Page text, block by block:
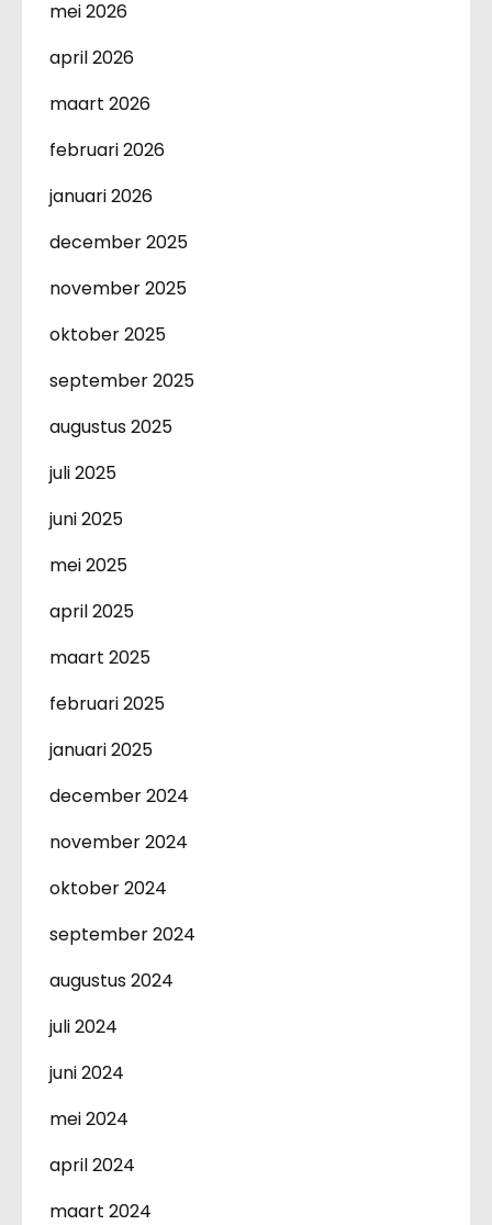
mei 2026
april 2026
maart 2026
februari 2026
januari 2026
december 2025
november 2025
oktober 2025
september 2025
augustus 2025
juli 2025
juni 2025
mei 2025
april 2025
maart 2025
februari 2025
januari 2025
december 2024
november 2024
oktober 2024
september 2024
augustus 2024
juli 2024
juni 2024
mei 2024
april 2024
maart 2024